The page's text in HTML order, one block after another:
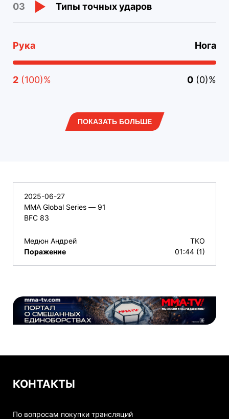
03 Типы точных ударов
Рука Нога
2 (100)% 0 (0)%
ПОКАЗАТЬ БОЛЬШЕ
2025-06-27
MMA Global Series — 91
BFC 83
Медюн Андрей
Поражение
TKO
01:44 (1)
КОНТАКТЫ
По вопросам покупки трансляций